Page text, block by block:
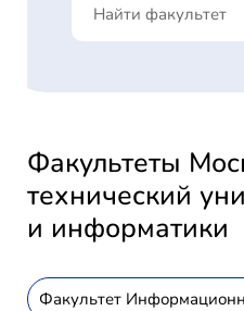
Факультеты
технический
и информатики
Факультет